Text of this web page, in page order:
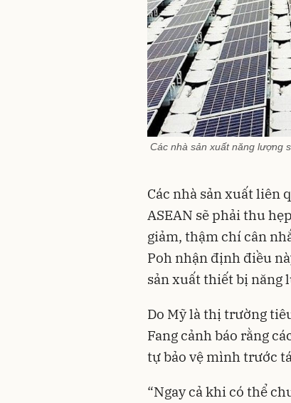
Các nhà sản xuất năng lượng
Các nhà sản xuất liên
ASEAN sẽ phải thu
giảm, thậm chí cân
Poh nhận định điều
sản xuất thiết bị năng
Do Mỹ là thị trường
Fang cảnh báo rằng
tự bảo vệ mình trước
“Ngay cả khi có thể